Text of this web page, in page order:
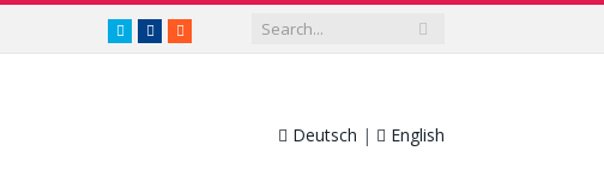
twitter.com/nsuwatch
facebook.com/nsuwatch
RSS
Deutsch | English